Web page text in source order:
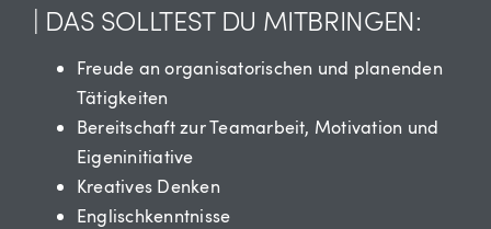
| DAS SOLLTEST DU MITBRINGEN:
Freude an organisatorischen und planenden
Tätigkeiten
Bereitschaft zur Teamarbeit, Motivation und
Eigeninitiative
Kreatives Denken
Englischkenntnisse